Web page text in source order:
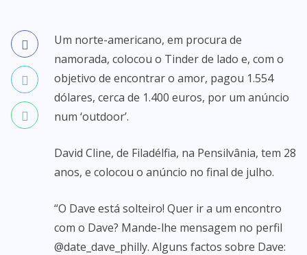
Um norte-americano, em procura de
namorada, colocou o Tinder de lado e, com o
objetivo de encontrar o amor, pagou 1.554
dólares, cerca de 1.400 euros, por um anúncio
num ‘outdoor’.
David Cline, de Filadélfia, na Pensilvânia, tem 28
anos, e colocou o anúncio no final de julho.
“O Dave está solteiro! Quer ir a um encontro
com o Dave? Mande-lhe mensagem no perfil
@date_dave_philly. Alguns factos sobre Dave: